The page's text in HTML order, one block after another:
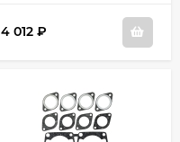
4 012 ₽